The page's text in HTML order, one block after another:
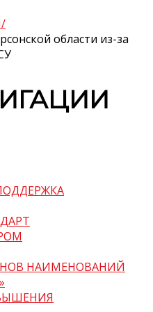
области из-за
НАИМЕНОВАНИЙ